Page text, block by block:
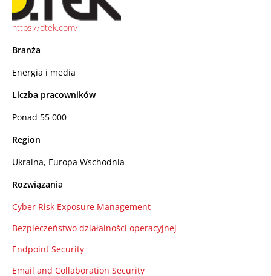
https://dtek.com/
Branża
Energia i media
Liczba pracowników
Ponad 55 000
Region
Ukraina, Europa Wschodnia
Rozwiązania
Cyber Risk Exposure Management
Bezpieczeństwo działalności operacyjnej
Endpoint Security
Email and Collaboration Security